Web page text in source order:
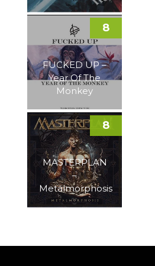
FUCKED UP –
Year Of The
Monkey
8
MASTERPLAN
–
Metalmorphosis
8